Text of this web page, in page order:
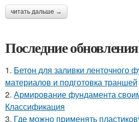
читать дальше →
Последние
1. Бетон для заливки ленточного
материалов и подготовка траншей
2. Армирование фундамента
Классификация
3. Где можно применять